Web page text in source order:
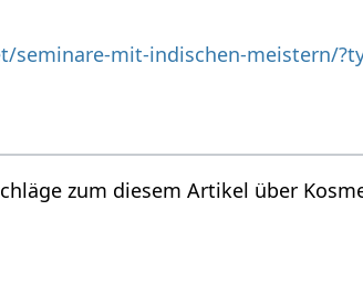
mit-indischen-meistern/
Artikel über Kosmetik‏‎? Danke für deine